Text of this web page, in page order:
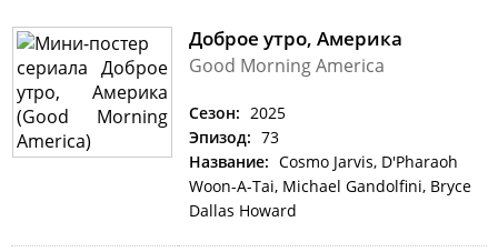
Доброе утро, Америка
Good Morning America
Сезон: 2025
Эпизод: 73
Название: Cosmo Jarvis, D'Pharaoh
Woon-A-Tai, Michael Gandolfini, Bryce
Dallas Howard